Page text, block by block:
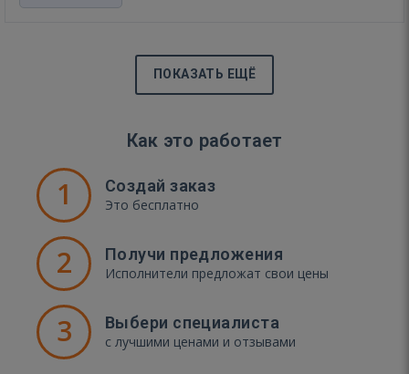
ПОКАЗАТЬ ЕЩЁ
Как это работает
1 Создай заказ
Это бесплатно
2 Получи предложения
Исполнители предложат свои цены
3 Выбери специалиста
с лучшими ценами и отзывами